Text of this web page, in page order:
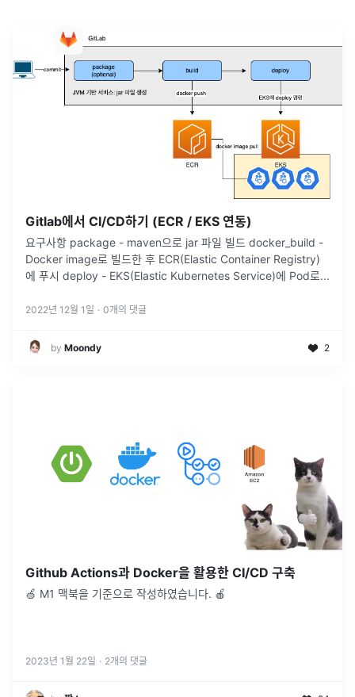
Gitlab에서 CI/CD하기 (ECR / EKS 연동)
요구사항 package - maven으로 jar 파일 빌드 docker_build -
Docker image로 빌드한 후 ECR(Elastic Container Registry)
에 푸시 deploy - EKS(Elastic Kubernetes Service)에 Pod로...
2022년 12월 1일 · 0개의 댓글
by Moondy 2
Github Actions과 Docker을 활용한 CI/CD 구축
🍏 M1 맥북을 기준으로 작성하였습니다. 🍎
2023년 1월 22일 · 2개의 댓글